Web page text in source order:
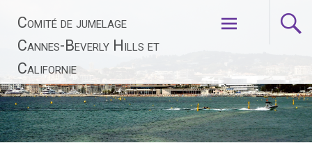
contenu
Comité de jumelage
Cannes-Beverly Hills et
Californie